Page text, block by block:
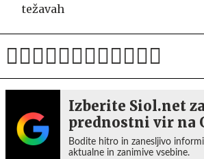
težavah
Izberite Siol.net
prednostni vir na
Bodite hitro in zanesljivo
aktualne in zanimive vsebine.